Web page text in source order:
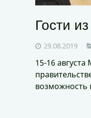
Гости
29.08.2019
15-16
возможность